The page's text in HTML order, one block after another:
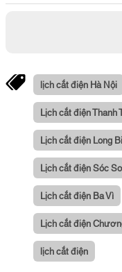
lịch cắt điện Hà Nội
Lịch cắt điện Thanh
Lịch cắt điện Long
Lịch cắt điện Sóc
Lịch cắt điện Ba Vì
Lịch cắt điện
lịch cắt điện